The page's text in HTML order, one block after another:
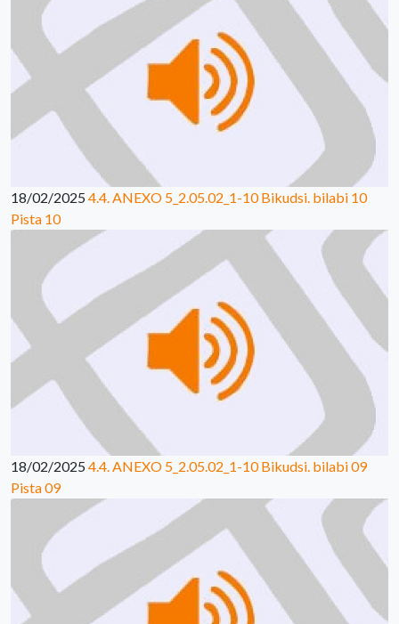
18/02/20254.4. ANEXO 5_2.05.02_1-10 Bikudsi. bilabi 10
Pista 10
18/02/20254.4. ANEXO 5_2.05.02_1-10 Bikudsi. bilabi 09
Pista 09